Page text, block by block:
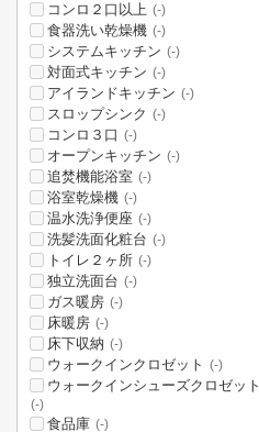
コンロ２口以上 (-)
食器洗い乾燥機 (-)
システムキッチン (-)
対面式キッチン (-)
アイランドキッチン (-)
スロップシンク (-)
コンロ３口 (-)
オープンキッチン (-)
追焚機能浴室 (-)
浴室乾燥機 (-)
温水洗浄便座 (-)
洗髪洗面化粧台 (-)
トイレ２ヶ所 (-)
独立洗面台 (-)
ガス暖房 (-)
床暖房 (-)
床下収納 (-)
ウォークインクロゼット (-)
ウォークインシューズクロゼット
(-)
食品庫 (-)